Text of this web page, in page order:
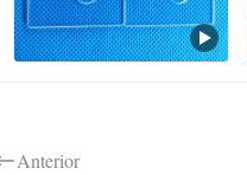
Anterior